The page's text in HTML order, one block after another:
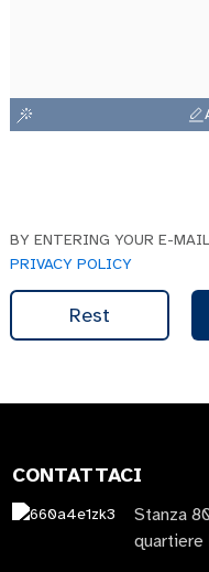
BY ENTERING YOUR E-
PRIVACY POLICY
Rest
CONTATTACI
Stanza
quartiere